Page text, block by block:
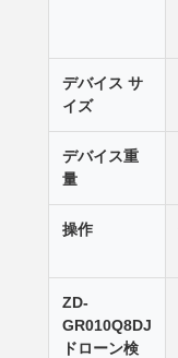
デバイス サ
イズ
デバイス重
量
操作
ZD-
GR010Q8DJ
ドローン検